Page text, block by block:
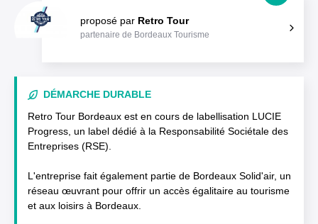
proposé par Retro Tour
partenaire de Bordeaux Tourisme
DÉMARCHE DURABLE
Retro Tour Bordeaux est en cours de labellisation LUCIE
Progress, un label dédié à la Responsabilité Sociétale des
Entreprises (RSE).
L'entreprise fait également partie de Bordeaux Solid'air, un
réseau œuvrant pour offrir un accès égalitaire au tourisme
et aux loisirs à Bordeaux.